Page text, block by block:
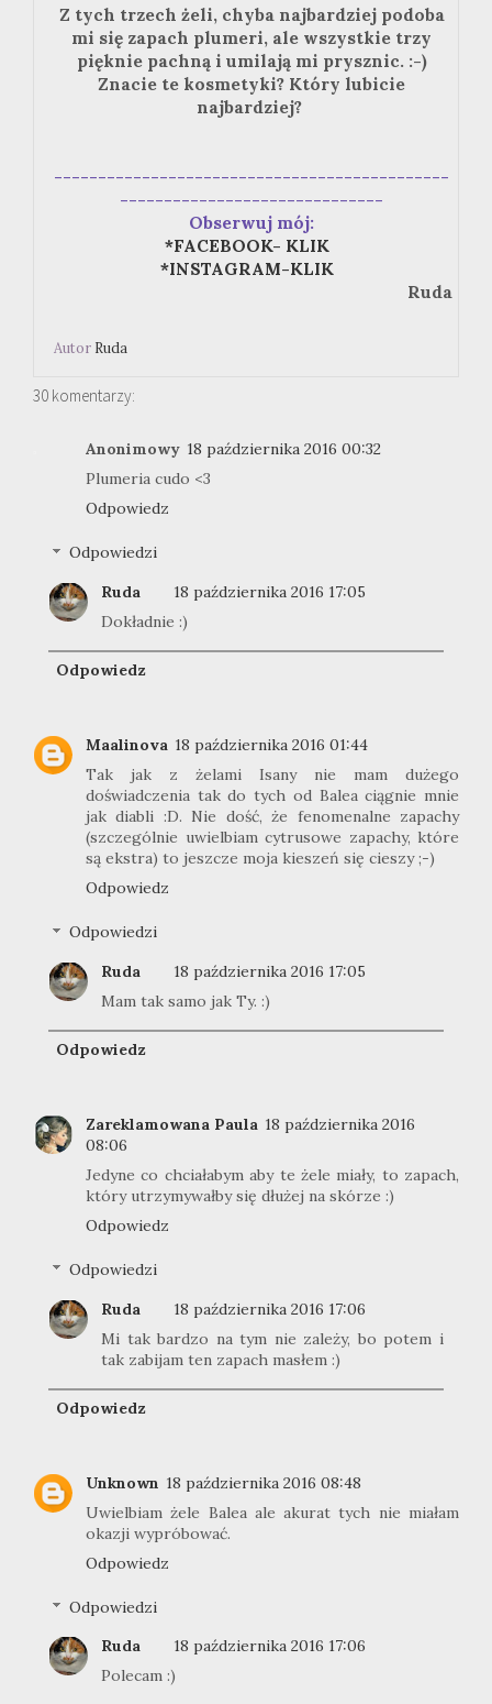
Z tych trzech żeli, chyba najbardziej podoba
mi się zapach plumeri, ale wszystkie trzy
pięknie pachną i umilają mi prysznic. :-)
Znacie te kosmetyki? Który lubicie
najbardziej?
---------------------------------------------
------------------------------
Obserwuj mój:
*FACEBOOK- KLIK
*INSTAGRAM-KLIK
Ruda
Autor Ruda
30 komentarzy:
Anonimowy 18 października 2016 00:32
Plumeria cudo <3
Odpowiedz
Odpowiedzi
Ruda
18 października 2016 17:05
Dokładnie :)
Odpowiedz
Maalinova 18 października 2016 01:44
Tak jak z żelami Isany nie mam dużego
doświadczenia tak do tych od Balea ciągnie mnie
jak diabli :D. Nie dość, że fenomenalne zapachy
(szczególnie uwielbiam cytrusowe zapachy, które
są ekstra) to jeszcze moja kieszeń się cieszy ;-)
Odpowiedz
Odpowiedzi
Ruda
18 października 2016 17:05
Mam tak samo jak Ty. :)
Odpowiedz
Zareklamowana Paula 18 października 2016
08:06
Jedyne co chciałabym aby te żele miały, to zapach,
który utrzymywałby się dłużej na skórze :)
Odpowiedz
Odpowiedzi
Ruda
18 października 2016 17:06
Mi tak bardzo na tym nie zależy, bo potem i
tak zabijam ten zapach masłem :)
Odpowiedz
Unknown 18 października 2016 08:48
Uwielbiam żele Balea ale akurat tych nie miałam
okazji wypróbować.
Odpowiedz
Odpowiedzi
Ruda
18 października 2016 17:06
Polecam :)